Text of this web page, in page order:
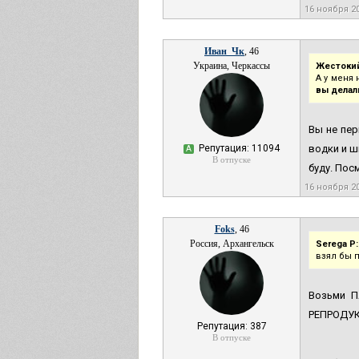
16 ноября
Иван_Чк, 46
Украина, Черкассы
А Репутация: 11094
В отпуске
А у меня
вы
Вы не
водки и
буду.
16 ноября
Foks, 46
Россия, Архангельск
Репутация: 387
В отпуске
Serega P:
взял бы
Возьми